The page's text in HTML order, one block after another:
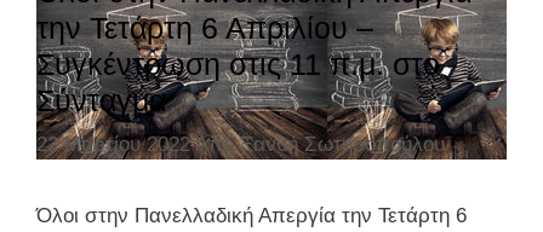
ρ
ί
ε
ς
την Τετάρτη 6 Απριλίου –
Συγκέντρωση στις 11 π.μ. στο
Σύνταγμα
22 Μαρτίου 2022 ΑπόΞανθή Σωτηροπούλου
Όλοι στην Πανελλαδική Απεργία την Τετάρτη 6